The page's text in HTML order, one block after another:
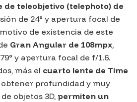
de teleobjetivo (telephoto) de
de 24° y apertura focal de
de existencia de este
Gran Angular de 108mpx,
y apertura focal de f/1.6.
más el cuarto lente de Time
obtener profundidad y muy
objetos 3D, permiten un